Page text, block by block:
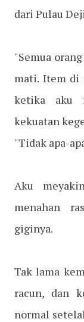
dari Pulau
"Semua
mati. Item di
ketika aku
kekuatan
"Tidak apa-
Aku
menahan
giginya.
Tak lama
racun, dan
normal